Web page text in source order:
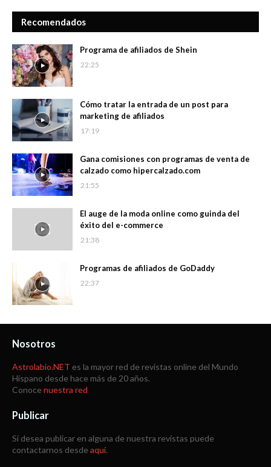
Recomendados
Programa de afiliados de Shein
22:25
Cómo tratar la entrada de un post para
marketing de afiliados
17:19
Gana comisiones con programas de venta de
calzado como hipercalzado.com
21:55
El auge de la moda online como guinda del
éxito del e-commerce
21:38
Programas de afiliados de GoDaddy
22:37
Nosotros
Astrolabio.NET es la mayor red de revistas online del Mundo
Hispano desde hace más de 20 años.
Conoce nuestra red
Publicar
Si desea publicar en alguna de nuestra revistas puede
contactarnos desde aquí.